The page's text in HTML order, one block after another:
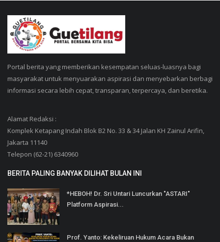
Portal berita yang memberikan kesempatan seluas-luasnya bagi
masyarakat untuk menyuarakan aspirasi dan menyebarkan berbagi
informasi secara lebih cepat, transparan, terpercaya, dan beretika.
Alamat Redaksi :
Komplek Ketapang Indah Blok B2 No. 33 & 34 Jalan KH Zainul Arifin,
Jakarta 11140
Telepon (62-21) 6340960
BERITA PALING BANYAK DILIHAT BULAN INI
*HEBOH! Dr. Sri Untari Luncurkan "ASTARI"
Platform Aspirasi...
Prof. Yanto: Kekeliruan Hukum Acara Bukan